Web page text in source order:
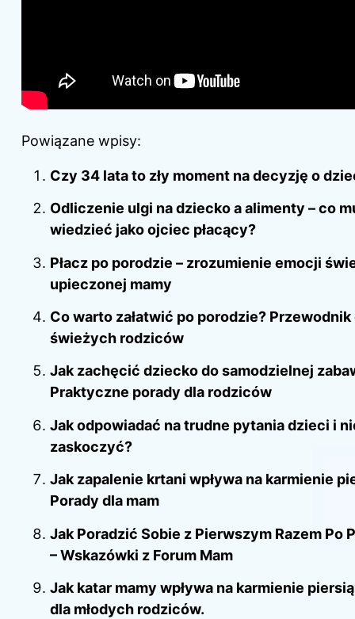
Powiązane wpisy:
Czy 34 lata to zły moment na decyzję o
Odliczenie ulgi na dziecko a alimenty – co
wiedzieć jako ojciec płacący?
Płacz po porodzie – zrozumienie emocji
upieczonej mamy
Co warto załatwić po porodzie? Przewodnik
świeżych rodziców
Jak zachęcić dziecko do samodzielnej
Praktyczne porady dla rodziców
Jak odpowiadać na trudne pytania dzieci i
zaskoczyć?
Jak zapalenie krtani wpływa na karmienie
Porady dla mam
Jak Poradzić Sobie z Pierwszym Razem Po
– Wskazówki z Forum Mam
Jak katar mamy wpływa na karmienie
dla młodych rodziców.